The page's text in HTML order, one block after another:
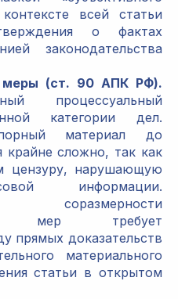
всей статьи
о фактах
законодательства
меры (ст. 90 АПК РФ).
процессуальный
категории дел.
материал до
крайне сложно, так как
цензуру, нарушающую
информации.
соразмерности
мер требует
прямых доказательств
материального
статьи в открытом